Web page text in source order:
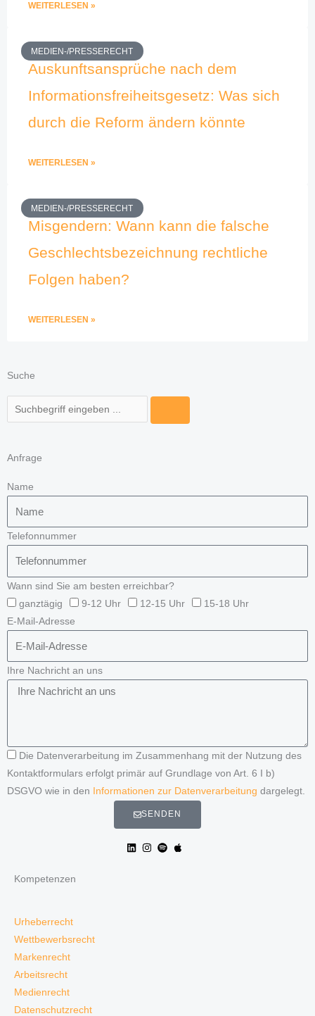
WEITERLESEN »
MEDIEN-/PRESSERECHT
Auskunftsansprüche nach dem
Informationsfreiheitsgesetz: Was sich
durch die Reform ändern könnte
WEITERLESEN »
MEDIEN-/PRESSERECHT
Misgendern: Wann kann die falsche
Geschlechtsbezeichnung rechtliche
Folgen haben?
WEITERLESEN »
Suche
Suche
Anfrage
Name
Telefonnummer
Wann sind Sie am besten erreichbar?
ganztägig
9-12 Uhr 12-15 Uhr
15-18 Uhr
E-Mail-Adresse
Ihre Nachricht an uns
Die Datenverarbeitung im Zusammenhang mit der Nutzung des
Kontaktformulars erfolgt primär auf Grundlage von Art. 6 I b)
DSGVO wie in den
Informationen zur Datenverarbeitung dargelegt.
SENDEN
Kompetenzen
Urheberrecht
Wettbewerbsrecht
Markenrecht
Arbeitsrecht
Medienrecht
Datenschutzrecht